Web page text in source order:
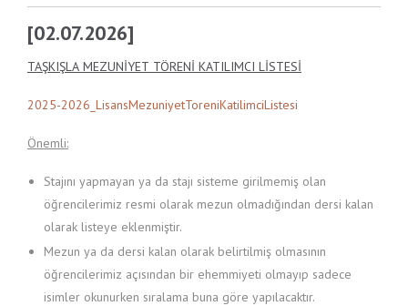
[02.07.2026]
TAŞKIŞLA MEZUNİYET TÖRENİ KATILIMCI LİSTESİ
2025-2026_LisansMezuniyetToreniKatilimciListesi
Önemli:
Stajını yapmayan ya da stajı sisteme girilmemiş olan
öğrencilerimiz resmi olarak mezun olmadığından dersi kalan
olarak listeye eklenmiştir.
Mezun ya da dersi kalan olarak belirtilmiş olmasının
öğrencilerimiz açısından bir ehemmiyeti olmayıp sadece
isimler okunurken sıralama buna göre yapılacaktır.